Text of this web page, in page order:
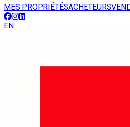
MES PROPRIÉTÉSACHETEURS
EN